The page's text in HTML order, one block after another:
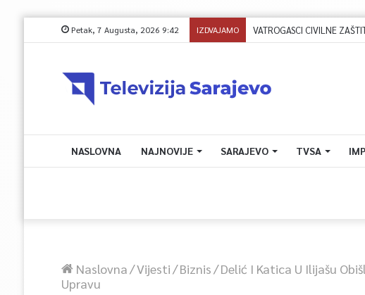
Petak, 7 Augusta, 2026 9:42 IZDVAJAMO
NASLOVNA NAJNOVIJE SARAJEVO TVSA
Naslovna/Vijesti/Biznis/Delić I Katica U Ilijašu
Upravu